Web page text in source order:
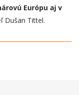
Európu aj v
Dušan Tittel.